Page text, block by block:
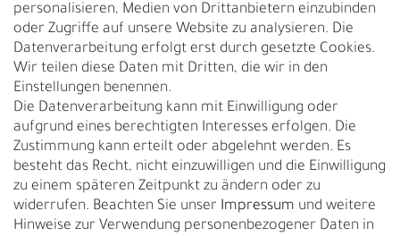
Nachhaltigkeit
Kontakt
Über uns
Rückgabe
Gürtelgröße messen
Garantie
GESCHÄFTSKUNDEN & HÄNDLER
B2B Geschäftskunden
personalisieren, Medien von Drittanbietern einzubinden
oder Zugriffe auf unsere Website zu analysieren. Die
Datenverarbeitung erfolgt erst durch gesetzte Cookies.
Wir teilen diese Daten mit Dritten, die wir in den
Einstellungen benennen.
Die Datenverarbeitung kann mit Einwilligung oder
aufgrund eines berechtigten Interesses erfolgen. Die
Zustimmung kann erteilt oder abgelehnt werden. Es
besteht das Recht, nicht einzuwilligen und die Einwilligung
zu einem späteren Zeitpunkt zu ändern oder zu
widerrufen. Beachten Sie unser Impressum und weitere
Hinweise zur Verwendung personenbezogener Daten in